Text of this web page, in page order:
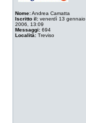
Nome:Andrea Camatta
Iscritto il: venerdì 13 gennaio
2006, 13:09
Messaggi: 694
Località: Treviso